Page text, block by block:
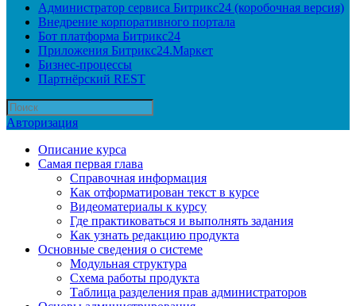
Администратор сервиса Битрикс24 (коробочная версия)
Внедрение корпоративного портала
Бот платформа Битрикс24
Приложения Битрикс24.Маркет
Бизнес-процессы
Партнёрский REST
Авторизация
Описание курса
Самая первая глава
Справочная информация
Как отформатирован текст в курсе
Видеоматериалы к курсу
Где практиковаться и выполнять задания
Как узнать редакцию продукта
Основные сведения о системе
Модульная структура
Схема работы продукта
Таблица разделения прав администраторов